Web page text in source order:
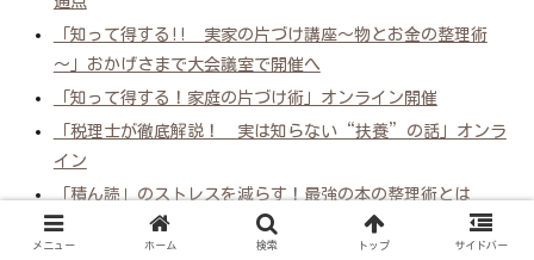
「知って得する!! 実家の片づけ講座～物とお金の整理術
～」おかげさまで大会議室で開催へ
「知って得する！家庭の片づけ術」オンライン開催
「税理士が徹底解説！ 実は知らない“扶養”の話」オンラ
イン
「積ん読」のストレスを減らす！最強の本の整理術とは
「空き家にしない！実家問題と相続対策セミナー 後悔しな
メニュー ホーム 検索 トップ サイドバー